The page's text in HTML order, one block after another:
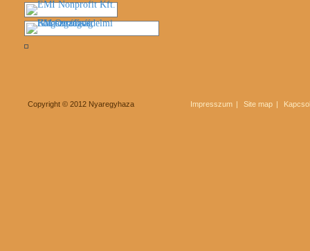
Copyright © 2012 Nyaregyhaza Impresszum Site map